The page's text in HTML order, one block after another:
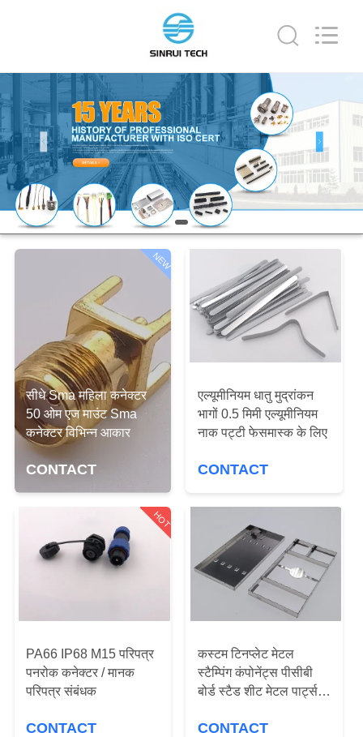
उत्पादों
हमारे
बारे
में
कारखाना
गुणवत्ता
नियंत्रण
संपर्क
करें
उद्धरण
विनती
करे
साइटमैप
NEW
सीधे Sma महिला कनेक्टर
50 ओम एज माउंट Sma
कनेक्टर विभिन्न आकार
CONTACT
एल्यूमीनियम धातु मुद्रांकन
भागों 0.5 मिमी एल्यूमीनियम
नाक पट्टी फेसमास्क के लिए
CONTACT
HOT
PA66 IP68 M15 परिपत्र
पनरोक कनेक्टर / मानक
परिपत्र संबंधक
CONTACT
कस्टम टिनप्लेट मेटल
स्टैम्पिंग कंपोनेंट्स पीसीबी
बोर्ड स्टैड शीट मेटल पार्ट्स
CONTACT